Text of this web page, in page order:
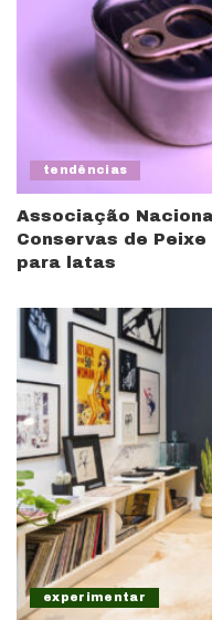
tendências
Associação
Conservas de
para latas
experimentar